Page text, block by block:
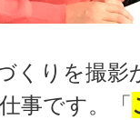
くりを撮影
事です。「